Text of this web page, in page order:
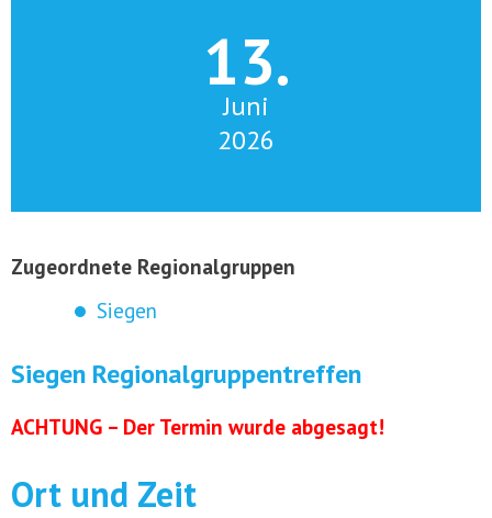
13.
Juni
2026
Zugeordnete Regionalgruppen
Siegen
Siegen Regionalgruppentreffen
ACHTUNG – Der Termin wurde abgesagt!
Ort und Zeit